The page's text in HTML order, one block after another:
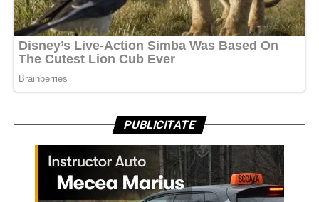
PUBLICITATE